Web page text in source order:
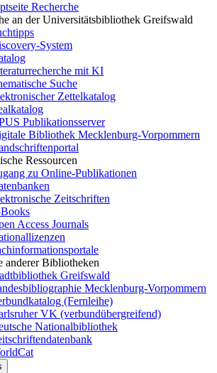
Recherche
an der Universitätsbibliothek Greifswald
System
mit KI
Suche
Zettelkatalog
Publikationsserver
Bibliothek Mecklenburg-Vorpommern
Ressourcen
zu Online-Publikationen
Zeitschriften
Access Journals
anderer Bibliotheken
Greifswald
Mecklenburg-Vorpommern
(Fernleihe)
VK (verbundübergreifend)
Nationalbibliothek